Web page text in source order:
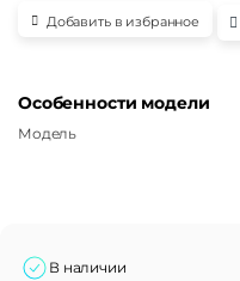
Добавить в избранное
Особенности модели
Модель
В наличии